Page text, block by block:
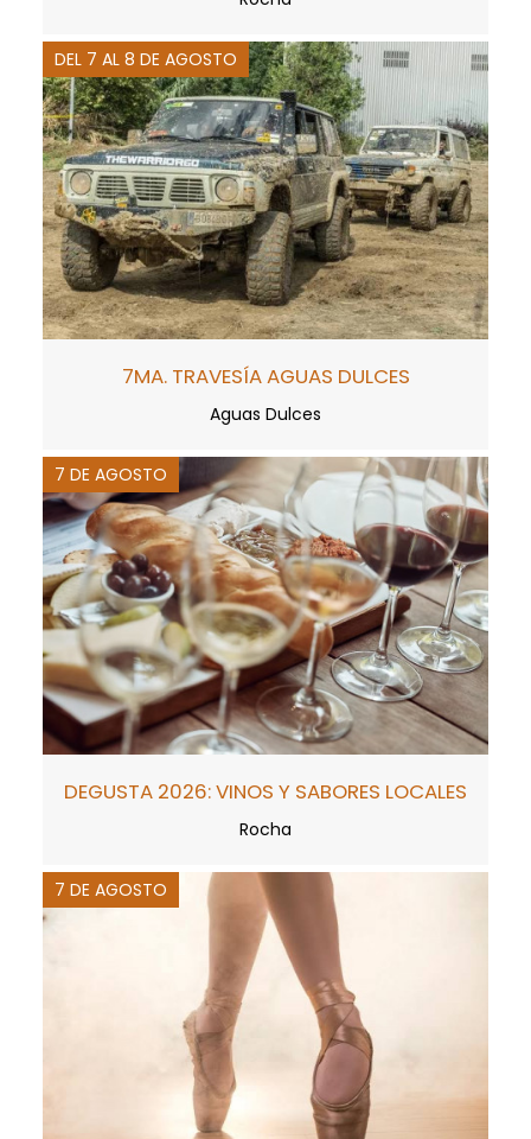
DEL 7 AL 8 DE AGOSTO
7MA. TRAVESÍA AGUAS DULCES
Aguas Dulces
7 DE AGOSTO
DEGUSTA 2026: VINOS Y SABORES LOCALES
Rocha
7 DE AGOSTO